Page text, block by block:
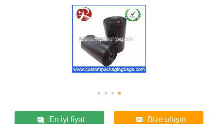
En iyi fiyat Bize ulaşın